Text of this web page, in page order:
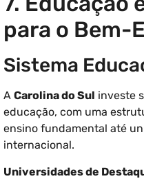
para o Bem-
Sistema
A Carolina do Sul investe
educação, com uma
ensino fundamental até
internacional.
Universidades de